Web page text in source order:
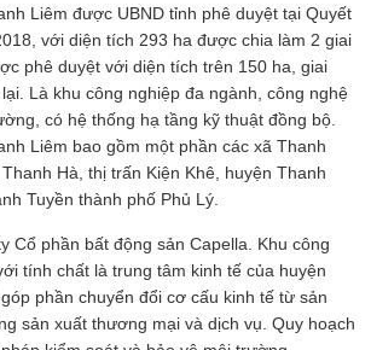
Liêm được UBND tỉnh phê duyệt tại Quyết
với diện tích 293 ha được chia làm 2 giai
phê duyệt với diện tích trên 150 ha, giai
Là khu công nghiệp đa ngành, công nghệ
có hệ thống hạ tầng kỹ thuật đồng bộ.
Liêm bao gồm một phần các xã Thanh
Hà, thị trấn Kiện Khê, huyện Thanh
Tuyền thành phố Phủ Lý.
Cổ phần bất động sản Capella. Khu công
tính chất là trung tâm kinh tế của huyện
phần chuyển đổi cơ cấu kinh tế từ sản
sản xuất thương mại và dịch vụ. Quy hoạch